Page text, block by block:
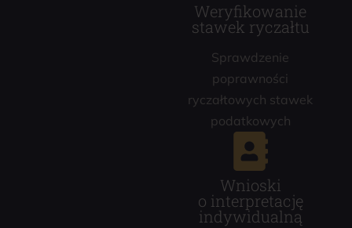
Weryfikowanie
stawek ryczałtu
Sprawdzenie
poprawności
ryczałtowych stawek
podatkowych
Wnioski
o interpretację
indywidualną